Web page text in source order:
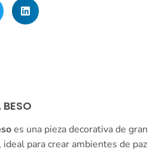
es una pieza decorativa de gran
para crear ambientes de paz